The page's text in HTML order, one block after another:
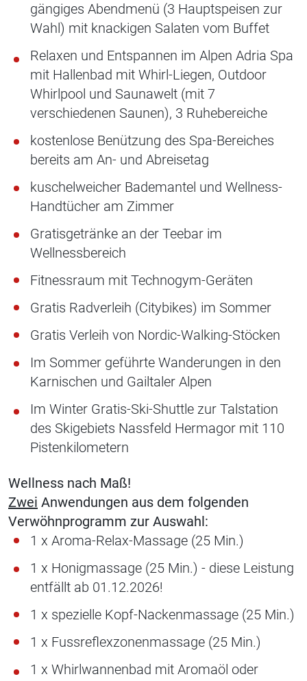
gängiges Abendmenü (3 Hauptspeisen zur
Wahl) mit knackigen Salaten vom Buffet
Relaxen und Entspannen im Alpen Adria Spa
mit Hallenbad mit Whirl-Liegen, Outdoor
Whirlpool und Saunawelt (mit 7
verschiedenen Saunen), 3 Ruhebereiche
kostenlose Benützung des Spa-Bereiches
bereits am An- und Abreisetag
kuschelweicher Bademantel und Wellness-
Handtücher am Zimmer
Gratisgetränke an der Teebar im
Wellnessbereich
Fitnessraum mit Technogym-Geräten
Gratis Radverleih (Citybikes) im Sommer
Gratis Verleih von Nordic-Walking-Stöcken
Im Sommer geführte Wanderungen in den
Karnischen und Gailtaler Alpen
Im Winter Gratis-Ski-Shuttle zur Talstation
des Skigebiets Nassfeld Hermagor mit 110
Pistenkilometern
Wellness nach Maß!
Zwei Anwendungen aus dem folgenden
Verwöhnprogramm zur Auswahl:
1 x Aroma-Relax-Massage (25 Min.)
1 x Honigmassage (25 Min.) - diese Leistung
entfällt ab 01.12.2026!
1 x spezielle Kopf-Nackenmassage (25 Min.)
1 x Fussreflexzonenmassage (25 Min.)
1 x Whirlwannenbad mit Aromaöl oder